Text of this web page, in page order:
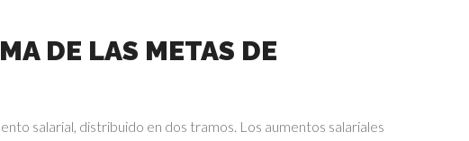
DE LAS METAS DE
salarial, distribuido en dos tramos. Los aumentos salariales